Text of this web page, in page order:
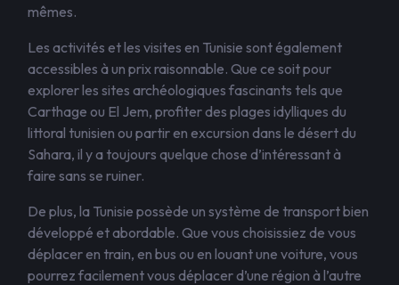
mêmes.
Les activités et les visites en Tunisie sont également
accessibles à un prix raisonnable. Que ce soit pour
explorer les sites archéologiques fascinants tels que
Carthage ou El Jem, profiter des plages idylliques du
littoral tunisien ou partir en excursion dans le désert du
Sahara, il y a toujours quelque chose d’intéressant à
faire sans se ruiner.
De plus, la Tunisie possède un système de transport bien
développé et abordable. Que vous choisissiez de vous
déplacer en train, en bus ou en louant une voiture, vous
pourrez facilement vous déplacer d’une région à l’autre